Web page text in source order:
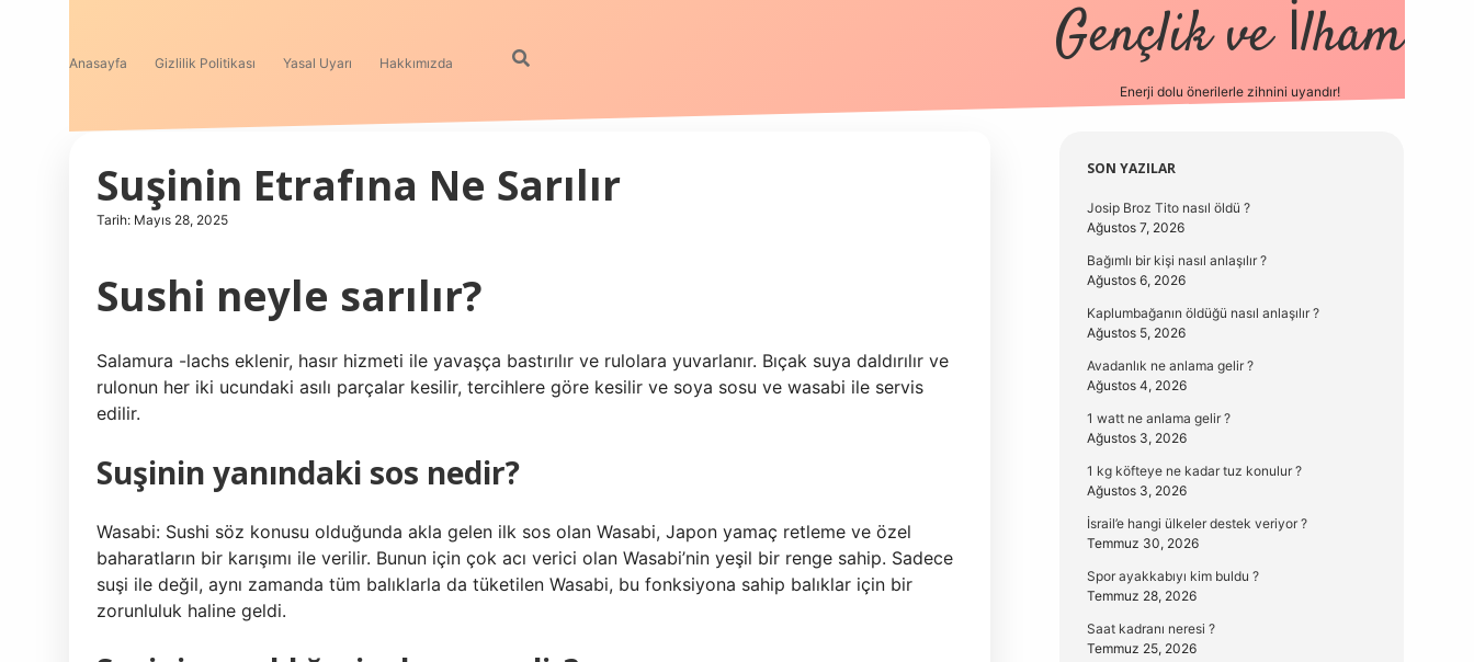
Anasayfa Gizlilik Politikası Yasal Uyarı Hakkımızda Gençlik ve İlham
Enerji dolu önerilerle zihnini uyandır!
Suşinin Etrafına Ne Sarılır
Tarih: Mayıs 28, 2025
Sushi neyle sarılır?
Salamura -lachs eklenir, hasır hizmeti ile yavaşça bastırılır ve rulolara yuvarlanır. Bıçak suya daldırılır ve
rulonun her iki ucundaki asılı parçalar kesilir, tercihlere göre kesilir ve soya sosu ve wasabi ile servis
edilir.
Suşinin yanındaki sos nedir?
Wasabi: Sushi söz konusu olduğunda akla gelen ilk sos olan Wasabi, Japon yamaç retleme ve özel
baharatların bir karışımı ile verilir. Bunun için çok acı verici olan Wasabi’nin yeşil bir renge sahip. Sadece
suşi ile değil, aynı zamanda tüm balıklarla da tüketilen Wasabi, bu fonksiyona sahip balıklar için bir
zorunluluk haline geldi.
Sidebar
SON YAZILAR
Josip Broz Tito nasıl öldü ?
Ağustos 7, 2026
Bağımlı bir kişi nasıl anlaşılır ?
Ağustos 6, 2026
Kaplumbağanın öldüğü nasıl anlaşılır ?
Ağustos 5, 2026
Avadanlık ne anlama gelir ?
Ağustos 4, 2026
1 watt ne anlama gelir ?
Ağustos 3, 2026
1 kg köfteye ne kadar tuz konulur ?
Ağustos 3, 2026
İsrail’e hangi ülkeler destek veriyor ?
Temmuz 30, 2026
Spor ayakkabıyı kim buldu ?
Temmuz 28, 2026
Saat kadranı neresi ?
Temmuz 25, 2026